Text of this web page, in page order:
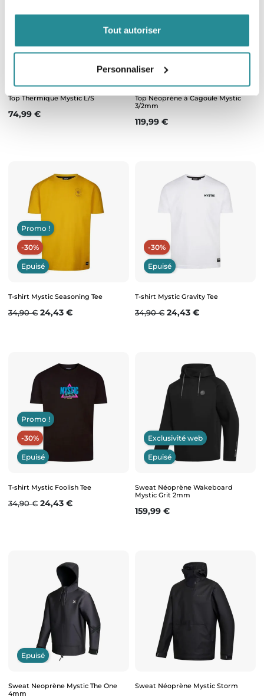
Tout autoriser
Personnaliser
Top Thermique Mystic L/S
Prix
74,99 €
Top Néoprène à Cagoule Mystic
3/2mm
Prix
119,99 €
Promo !
-30%
Epuisé
T-shirt Mystic Seasoning Tee
Prix de base
34,90 € Prix
24,43 €
-30%
Epuisé
T-shirt Mystic Gravity Tee
Prix de base
34,90 € Prix
24,43 €
Promo !
-30%
Epuisé
T-shirt Mystic Foolish Tee
Prix de base
34,90 € Prix
24,43 €
Exclusivité web
Epuisé
Sweat Néoprène Wakeboard
Mystic Grit 2mm
Prix
159,99 €
Epuisé
Sweat Neoprène Mystic The One
4mm
Sweat Néoprène Mystic Storm